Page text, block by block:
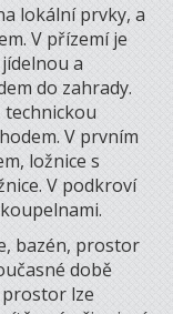
lokální prvky, a
V přízemí je
a
do zahrady.
technickou
V prvním
ložnice s
V podkroví
bazén, prostor
době
lze